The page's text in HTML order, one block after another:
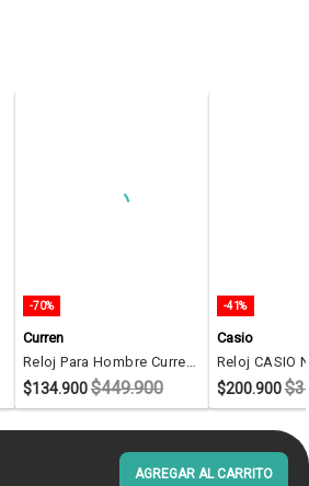
-70%
Curren
Reloj Para Hombre Curren Krec161902 Negro
$134.900$449.900
-41%
Casio
Reloj CASIO
$200.900
AGREGAR AL CARRITO